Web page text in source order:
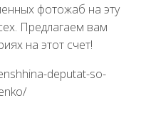
фотожаб на эту
Предлагаем вам
на этот счет!
deputat-so-